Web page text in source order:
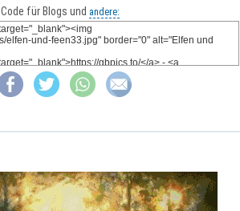
Code für Blogs und andere: